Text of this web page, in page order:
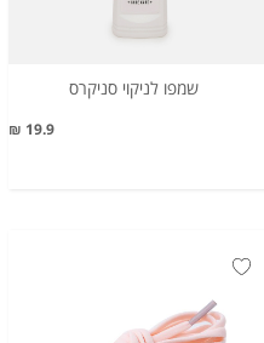
שמפו לניקוי סניקרס
19.9 ₪